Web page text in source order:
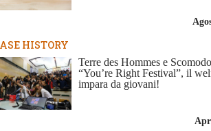
HISTORY
Terre des Hommes e
“You’re Right Festival”, il
impara da giovani!